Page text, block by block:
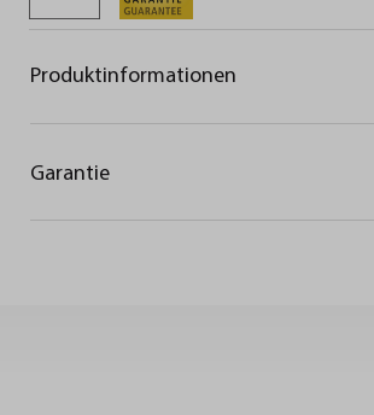
Produktinformationen
Garantie